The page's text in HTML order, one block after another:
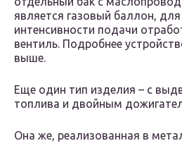
является газовый баллон, для
интенсивности подачи
вентиль. Подробнее
выше.
Еще один тип изделия – с
топлива и двойным
Она же, реализованная в